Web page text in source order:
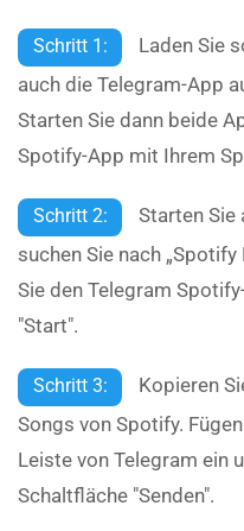
Schritt 1:
Laden Sie
auch die Telegram-App
Starten Sie dann beide
Spotify-App mit Ihrem
Schritt 2:
Starten Sie
suchen Sie nach
Sie den Telegram
"Start".
Schritt 3:
Kopieren
Songs von Spotify.
Leiste von Telegram ein
Schaltfläche "Senden".